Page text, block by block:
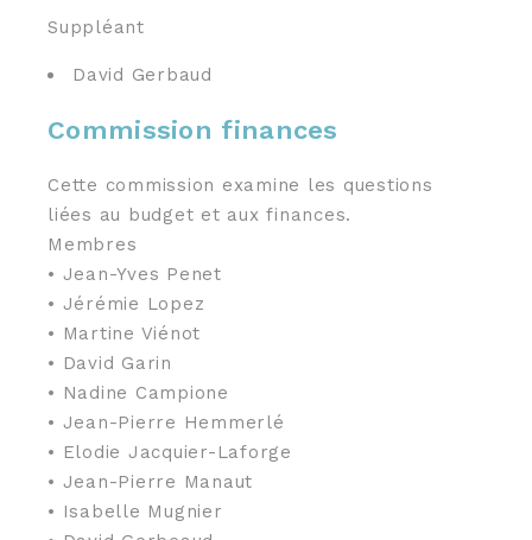
Suppléant
David Gerbaud
Commission finances
Cette commission examine les questions
liées au budget et aux finances.
Membres
• Jean-Yves Penet
• Jérémie Lopez
• Martine Viénot
• David Garin
• Nadine Campione
• Jean-Pierre Hemmerlé
• Elodie Jacquier-Laforge
• Jean-Pierre Manaut
• Isabelle Mugnier